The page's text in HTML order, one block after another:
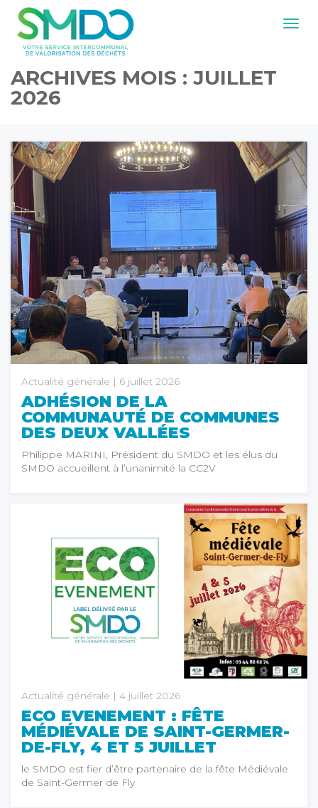
ARCHIVES MOIS : JUILLET
2026
Actualité générale | 6 juillet 2026
ADHÉSION DE LA
COMMUNAUTÉ DE COMMUNES
DES DEUX VALLÉES
Philippe MARINI, Président du SMDO et les élus du
SMDO accueillent à l’unanimité la CC2V
Actualité générale | 4 juillet 2026
ECO EVENEMENT : FÊTE
MÉDIÉVALE DE SAINT-GERMER-
DE-FLY, 4 ET 5 JUILLET
le SMDO est fier d’être partenaire de la fête Médiévale
de Saint-Germer de Fly